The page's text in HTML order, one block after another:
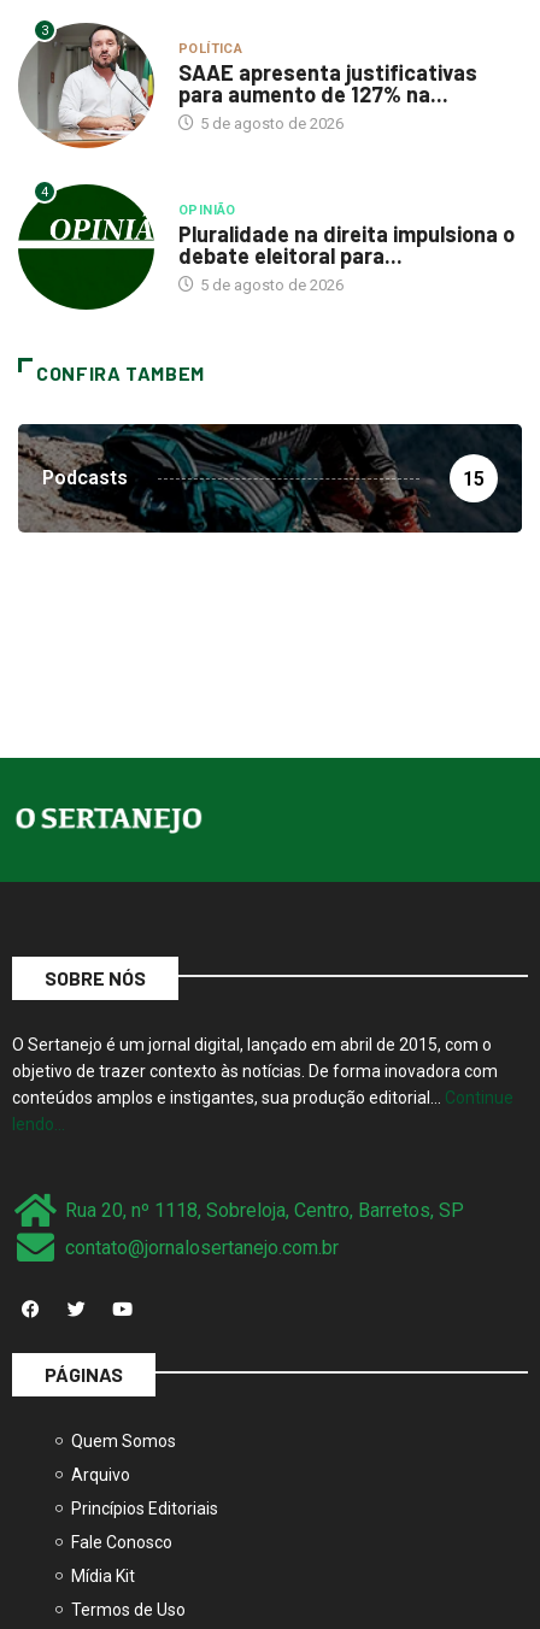
3
POLÍTICA
SAAE apresenta justificativas
para aumento de 127% na...
5 de agosto de 2026
4
OPINIÃO
Pluralidade na direita impulsiona o
debate eleitoral para...
5 de agosto de 2026
CONFIRA TAMBEM
Podcasts 15
SOBRE NÓS
O Sertanejo é um jornal digital, lançado em abril de 2015, com o
objetivo de trazer contexto às notícias. De forma inovadora com
conteúdos amplos e instigantes, sua produção editorial… Continue
lendo…
Rua 20, nº 1118, Sobreloja, Centro, Barretos, SP
contato@jornalosertanejo.com.br
PÁGINAS
Quem Somos
Arquivo
Princípios Editoriais
Fale Conosco
Mídia Kit
Termos de Uso